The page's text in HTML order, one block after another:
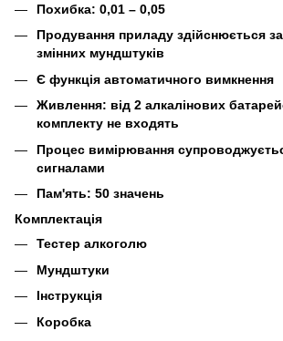
Похибка: 0,01 – 0,05
Продування приладу здійснюється
змінних мундштуків
Є функція автоматичного вимкнення
Живлення: від 2 алкалінових
комплекту не входять
Процес вимірювання
сигналами
Пам'ять: 50 значень
Комплектація
Тестер алкоголю
Мундштуки
Інструкція
Коробка